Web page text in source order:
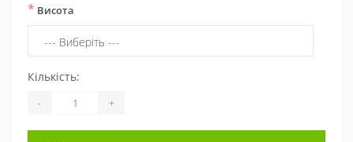
* Висота
Кількість:
- +